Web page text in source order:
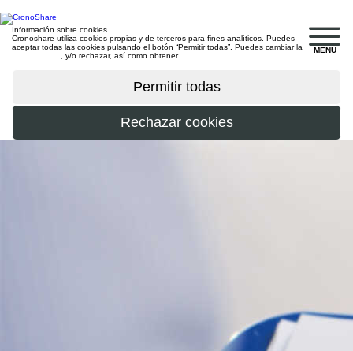
MENU
Información sobre cookies
Cronoshare utiliza cookies propias y de terceros para fines analíticos. Puedes
aceptar todas las cookies pulsando el botón “Permitir todas”. Puedes cambiar la
, y/o rechazar, así como obtener